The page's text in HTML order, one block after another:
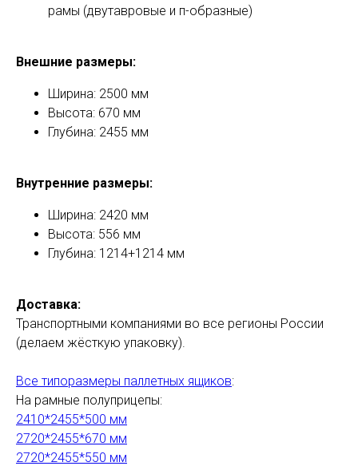
рамы (двутавровые и п-образные)
Внешние размеры:
Ширина: 2500 мм
Высота: 670 мм
Глубина: 2455 мм
Внутренние размеры:
Ширина: 2420 мм
Высота: 556 мм
Глубина: 1214+1214 мм
Доставка:
Транспортными компаниями во все регионы России
(делаем жёсткую упаковку).
Все типоразмеры паллетных ящиков:
На рамные полуприцепы:
2410*2455*500 мм
2720*2455*670 мм
2720*2455*550 мм